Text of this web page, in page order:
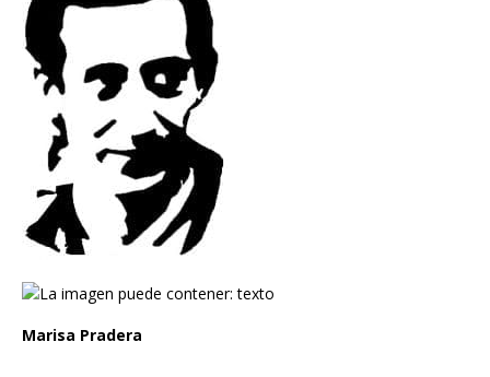
Marisa Pradera